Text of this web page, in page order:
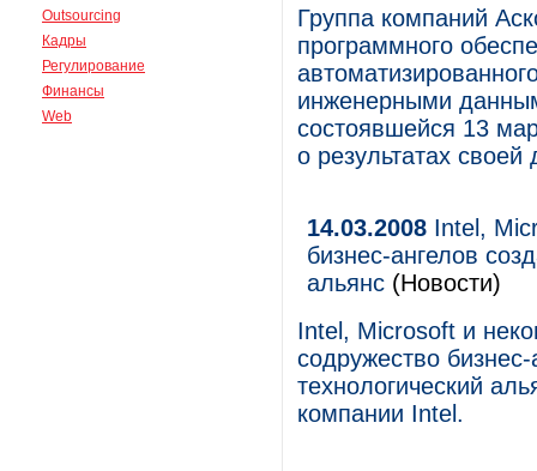
Outsourcing
Кадры
Регулирование
Финансы
Web
Группа компаний
программного
инженерными
состоявшейся 13
о результатах
14.03.2008 Intel,
бизнес-ангелов
альянс (Новости)
Intel, Microsoft и
содружество
технологический
компании Intel.